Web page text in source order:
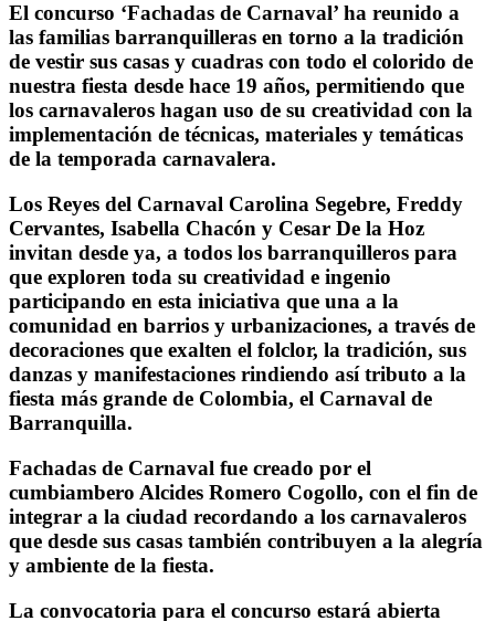
El concurso ‘Fachadas de Carnaval’ ha reunido a
las familias barranquilleras en torno a la tradición
de vestir sus casas y cuadras con todo el colorido de
nuestra fiesta desde hace 19 años, permitiendo que
los carnavaleros hagan uso de su creatividad con la
implementación de técnicas, materiales y temáticas
de la temporada carnavalera.
Los Reyes del Carnaval Carolina Segebre, Freddy
Cervantes, Isabella Chacón y Cesar De la Hoz
invitan desde ya, a todos los barranquilleros para
que exploren toda su creatividad e ingenio
participando en esta iniciativa que una a la
comunidad en barrios y urbanizaciones, a través de
decoraciones que exalten el folclor, la tradición, sus
danzas y manifestaciones rindiendo así tributo a la
fiesta más grande de Colombia, el Carnaval de
Barranquilla.
Fachadas de Carnaval fue creado por el
cumbiambero Alcides Romero Cogollo, con el fin de
integrar a la ciudad recordando a los carnavaleros
que desde sus casas también contribuyen a la alegría
y ambiente de la fiesta.
La convocatoria para el concurso estará abierta